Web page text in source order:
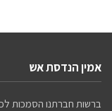
אמין הנדסת אש
ברשות חברתנו הסמכות